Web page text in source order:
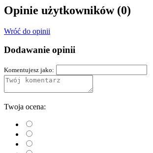
Opinie użytkowników (0)
Wróć do opinii
Dodawanie opinii
Komentujesz jako:
Twoja ocena: